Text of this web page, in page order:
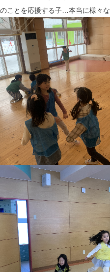
ことを応援する子…本当に様々